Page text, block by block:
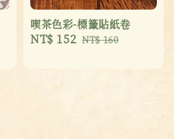
喫茶色彩-標籤貼紙卷
Sale
NT$ 152 Regular
NT$ 160